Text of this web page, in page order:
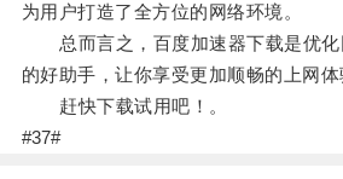
为用户打造了全方位的网络环境。
总而言之，百度加速器下载是优化
的好助手，让你享受更加顺畅的上网体
赶快下载试用吧！。
#37#